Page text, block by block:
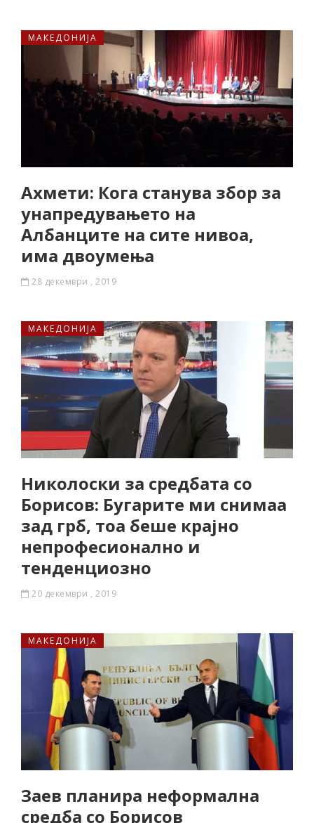
МАКЕДОНИЈА
Ахмети: Кога станува збор за
унапредувањето на
Албанците на сите нивоа,
има двоумења
28 декември , 2019
МАКЕДОНИЈА
Николоски за средбата со
Борисов: Бугарите ми снимаа
зад грб, тоа беше крајно
непрофесионално и
тенденциозно
20 декември , 2019
МАКЕДОНИЈА
Заев планира неформална
средба со Борисов